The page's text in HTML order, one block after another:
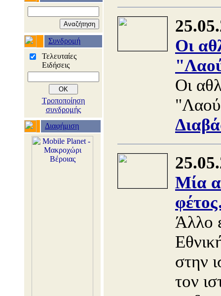
Συνδρομή
Τελευταίες
Ειδήσεις
Τροποποίηση
συνδρομής
Διαφήμιση
Οι
Οι
Μία
Άλλο
στην
τον